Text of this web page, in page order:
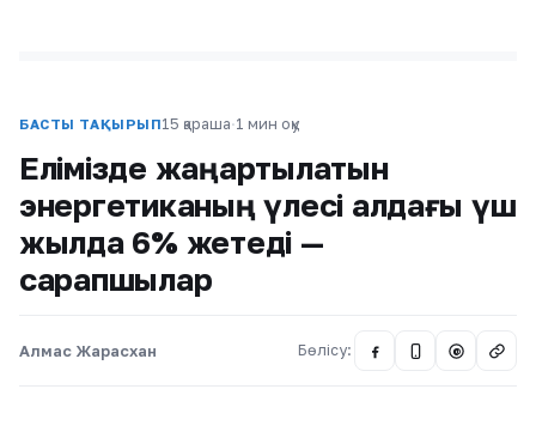
БАСТЫ ТАҚЫРЫП15 қараша·1 мин оқу
Елімізде жаңартылатын
энергетиканың үлесі алдағы үш
жылда 6% жетеді —
сарапшылар
Алмас Жарасхан Бөлісу: @